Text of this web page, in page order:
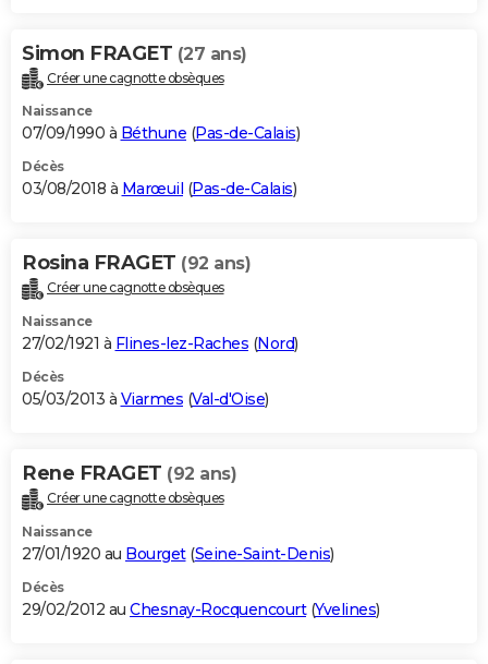
Simon FRAGET (27 ans)
Créer une cagnotte obsèques
Naissance
07/09/1990 à Béthune (Pas-de-Calais)
Décès
03/08/2018 à Marœuil (Pas-de-Calais)
Rosina FRAGET (92 ans)
Créer une cagnotte obsèques
Naissance
27/02/1921 à Flines-lez-Raches (Nord)
Décès
05/03/2013 à Viarmes (Val-d'Oise)
Rene FRAGET (92 ans)
Créer une cagnotte obsèques
Naissance
27/01/1920 au Bourget(Seine-Saint-Denis)
Décès
29/02/2012 au Chesnay-Rocquencourt(Yvelines)